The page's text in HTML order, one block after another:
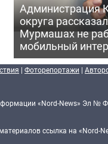
Администрация
округа
Мурмашах не
мобильный
| Фоторепортажи |
«Nord-News» Эл №
ссылка на «Nord-